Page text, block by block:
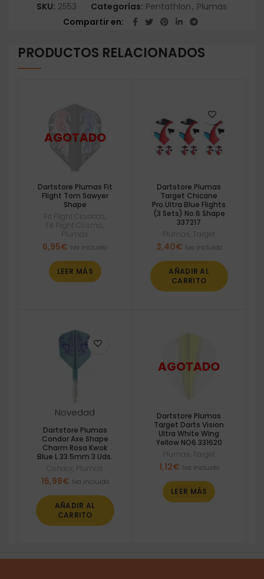
SKU: 2553 Categorías: Pentathlon, Plumas
Compartir en
PRODUCTOS RELACIONADOS
Dartstore Plumas Fit
Flight Tom Sawyer
Shape
Fit Flight Clasicas
Fit Flight Cosmo
Plumas
6,95€ Iva incluido
LEER MÁS
Dartstore Plumas
Target Chicane
Pro.Ultra Blue Flights
(3 Sets) No.6 Shape
337217
Plumas Target
3,40€ Iva incluido
AÑADIR AL
CARRITO
Novedad
Dartstore Plumas
Condor Axe Shape
Charm Rosa Kwok
Blue L 33.5mm 3 Uds.
Condor Plumas
16,98€ Iva incluido
AÑADIR AL
CARRITO
Dartstore Plumas
Target Darts Vision
Ultra White Wing
Yellow NO6 331620
Plumas Target
1,12€ Iva incluido
LEER MÁS